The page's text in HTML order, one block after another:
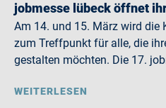
jobmesse lübeck öffnet
Am 14. und 15. März wird die
zum Treffpunkt für alle, die
gestalten möchten. Die 17.
WEITERLESEN